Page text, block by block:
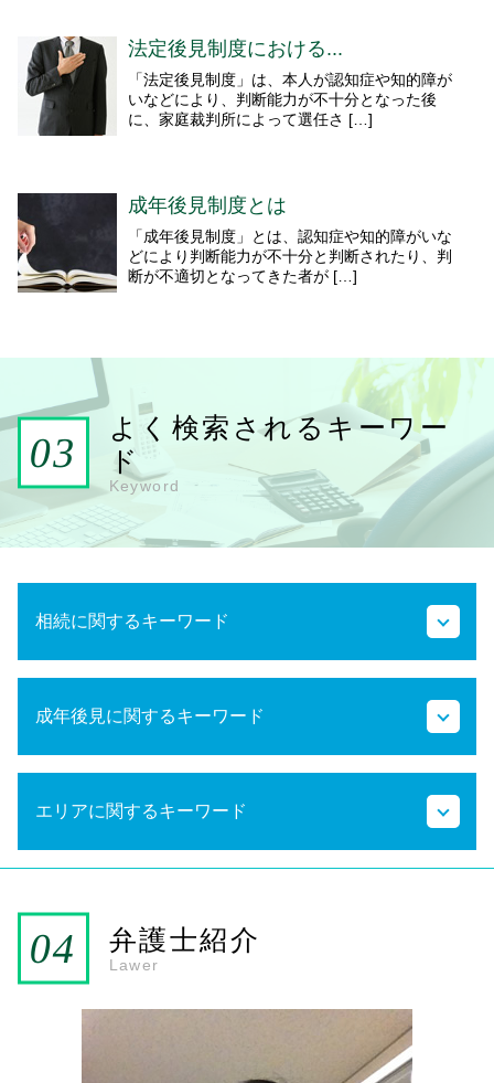
法定後見制度における...
「法定後見制度」は、本人が認知症や知的障が
いなどにより、判断能力が不十分となった後
に、家庭裁判所によって選任さ […]
成年後見制度とは
「成年後見制度」とは、認知症や知的障がいな
どにより判断能力が不十分と判断されたり、判
断が不適切となってきた者が […]
よく検索されるキーワー
ド
Keyword
相続に関するキーワード
相続の手続き
相続割合
遺言書 効力
相続放棄 期限
代襲相続 相続放棄
遺言書 検認
相続放棄 必要書類
代襲相続 法定相続分
成年後見に関するキーワード
任意後見制度とは わかりやすく
任意後見制度とは
法定後見制度
成年後見申立 費用
任意後見制度
エリアに関するキーワード
春日市 弁護士 成年後見
雑餉隈駅 弁護士 相続
JR南福岡駅 弁護士 相続
春日市 弁護士 相続
弁護士紹介
Lawer